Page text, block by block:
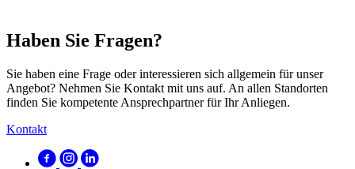
Haben Sie Fragen?
Sie haben eine Frage oder interessieren sich allgemein für unser
Angebot? Nehmen Sie Kontakt mit uns auf. An allen Standorten
finden Sie kompetente Ansprechpartner für Ihr Anliegen.
Kontakt